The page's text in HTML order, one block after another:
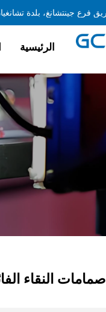
الرئيسية
صمامات النقاء